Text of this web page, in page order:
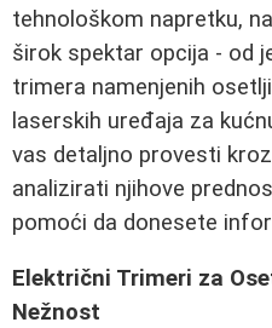
tehnološkom napretku,
širok spektar opcija - od
trimera namenjenih
laserskih uređaja za
vas detaljno provesti
analizirati njihove
pomoći da donesete
Električni Trimeri za
Nežnost